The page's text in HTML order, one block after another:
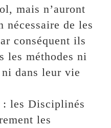
mais n’auront
nécessaire de les
conséquent ils
les méthodes ni
dans leur vie
: les Disciplinés
les